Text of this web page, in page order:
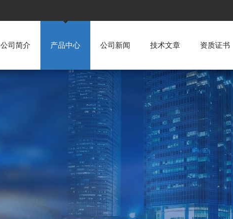
公司简介 产品中心 公司新闻 技术文章 资质证书